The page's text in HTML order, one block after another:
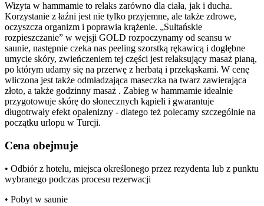
Wizyta w hammamie to relaks zarówno dla ciała, jak i ducha.
Korzystanie z łaźni jest nie tylko przyjemne, ale także zdrowe,
oczyszcza organizm i poprawia krążenie. „Sułtańskie
rozpieszczanie” w wejsji GOLD rozpoczynamy od seansu w
saunie, następnie czeka nas peeling szorstką rękawicą i dogłębne
umycie skóry, zwieńczeniem tej części jest relaksujący masaż pianą,
po którym udamy się na przerwę z herbatą i przekąskami. W cenę
wliczona jest także odmładzająca maseczka na twarz zawierająca
złoto, a także godzinny masaż . Zabieg w hammamie idealnie
przygotowuje skórę do słonecznych kąpieli i gwarantuje
długotrwały efekt opalenizny - dlatego też polecamy szczególnie na
początku urlopu w Turcji.
Cena obejmuje
• Odbiór z hotelu, miejsca określonego przez rezydenta lub z punktu
wybranego podczas procesu rezerwacji
• Pobyt w saunie